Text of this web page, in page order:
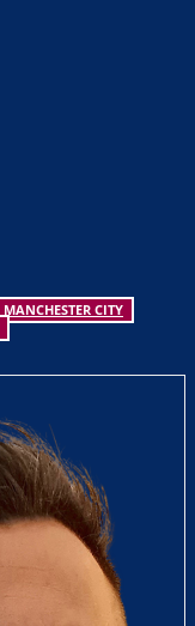
MANCHESTER CITY